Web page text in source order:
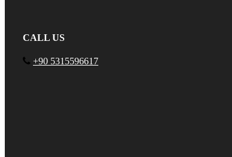
CALL US
+90 5315596617